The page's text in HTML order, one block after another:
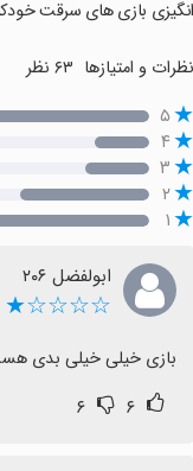
انگیزی بازی های سرقت
نظرات و امتیازها
۵
۴
۳
۲
۱
ابولفضل ۲۰۶
☆☆☆☆★
بازی خیلی خیلی بدی هست
۶ ۶